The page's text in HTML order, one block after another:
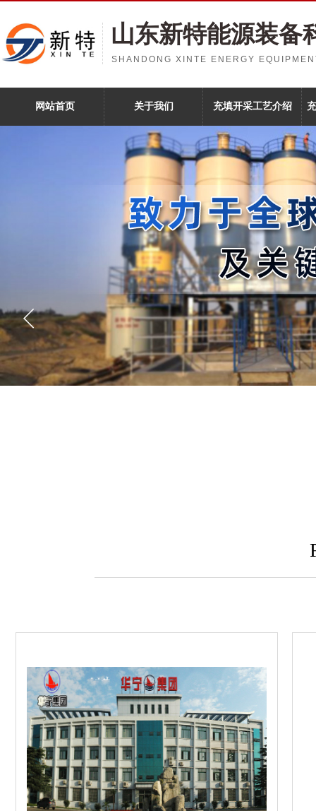
山东新特能源装备
SHANDONG XINTE ENERGY
网站首页 关于我们 充填开采工艺介绍